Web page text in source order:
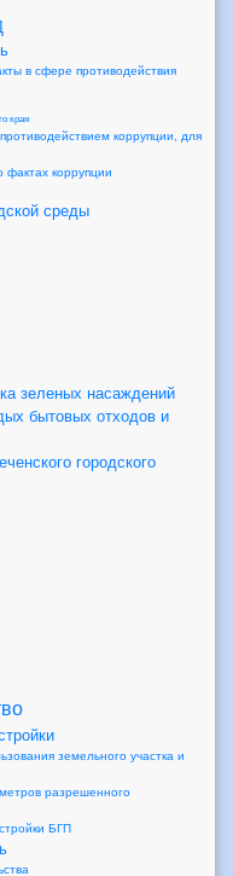
в сфере противодействия
края
коррупции, для
коррупции
среды
зеленых насаждений
бытовых отходов и
городского
земельного участка и
разрешенного
БГП